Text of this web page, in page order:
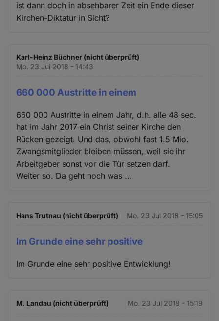
ist dann doch in absehbarer Zeit ein Ende dieser
Kirchen-Diktatur in Sicht?
Karl-Heinz Büchner (nicht überprüft)
Mo. 23 Jul 2018 - 14:43
660 000 Austritte in einem
660 000 Austritte in einem Jahr, d.h. alle 48 sec.
hat im Jahr 2017 ein Christ seiner Kirche den
Rücken gezeigt. Und das, obwohl fast 1.5 Mio.
Zwangsmitglieder bleiben müssen, weil sie ihr
Arbeitgeber sonst vor die Tür setzen darf.
Weiter so. Da geht noch was ...
Hans Trutnau (nicht überprüft) Mo. 23 Jul 2018 - 15:05
Im Grunde eine sehr positive
Im Grunde eine sehr positive Entwicklung!
M. Landau (nicht überprüft) Mo. 23 Jul 2018 - 15:19